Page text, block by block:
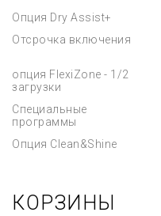
Опция Dry Assist+
Отсрочка включения
опция FlexiZone - 1/2
загрузки
Cпециальные
программы
Опция Clean&Shine
КОРЗИНЫ